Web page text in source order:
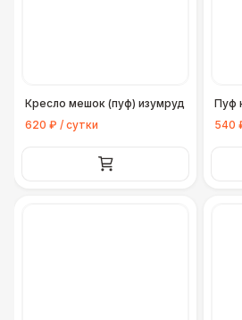
Кресло мешок (пуф) изумруд
620 ₽ / сутки
Пуф
540